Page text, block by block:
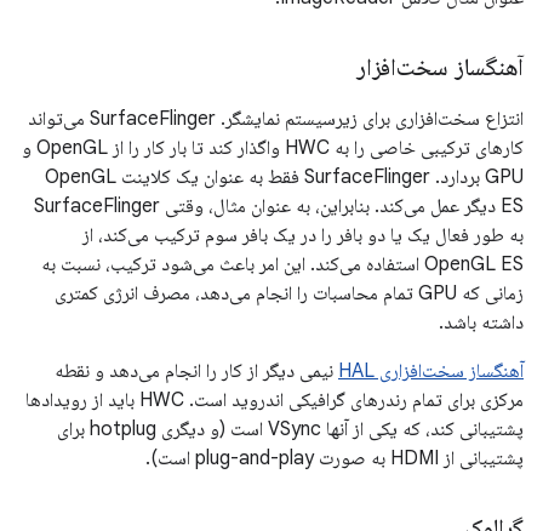
آهنگساز سخت‌افزار
انتزاع سخت‌افزاری برای زیرسیستم نمایشگر. SurfaceFlinger می‌تواند
کارهای ترکیبی خاصی را به HWC واگذار کند تا بار کار را از OpenGL و
GPU بردارد. SurfaceFlinger فقط به عنوان یک کلاینت OpenGL
ES دیگر عمل می‌کند. بنابراین، به عنوان مثال، وقتی SurfaceFlinger
به طور فعال یک یا دو بافر را در یک بافر سوم ترکیب می‌کند، از
OpenGL ES استفاده می‌کند. این امر باعث می‌شود ترکیب، نسبت به
زمانی که GPU تمام محاسبات را انجام می‌دهد، مصرف انرژی کمتری
داشته باشد.
آهنگساز سخت‌افزاری HAL
نیمی دیگر از کار را انجام می‌دهد و نقطه
مرکزی برای تمام رندرهای گرافیکی اندروید است. HWC باید از رویدادها
پشتیبانی کند، که یکی از آنها VSync است (و دیگری hotplug برای
پشتیبانی از HDMI به صورت plug-and-play است).